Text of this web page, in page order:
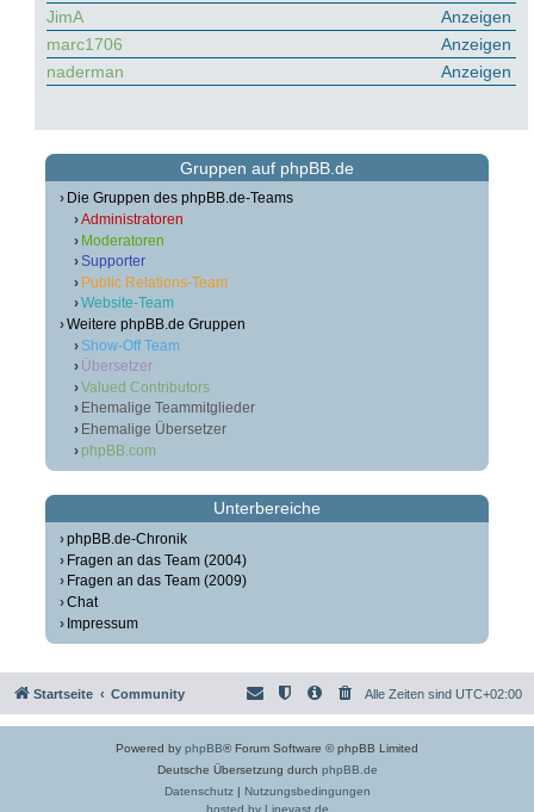
Anzeigen
JimA
Anzeigen
marc1706
Anzeigen
naderman
Gruppen auf phpBB.de
Die Gruppen des phpBB.de-Teams
Administratoren
Moderatoren
Supporter
Public Relations-Team
Website-Team
Weitere phpBB.de Gruppen
Show-Off Team
Übersetzer
Valued Contributors
Ehemalige Teammitglieder
Ehemalige Übersetzer
phpBB.com
Unterbereiche
phpBB.de-Chronik
Fragen an das Team (2004)
Fragen an das Team (2009)
Chat
Impressum
Startseite Community Alle Zeiten sind UTC+02:00
Powered by phpBB® Forum Software © phpBB Limited
Deutsche Übersetzung durch phpBB.de
Datenschutz| Nutzungsbedingungen
hosted by Linevast.de